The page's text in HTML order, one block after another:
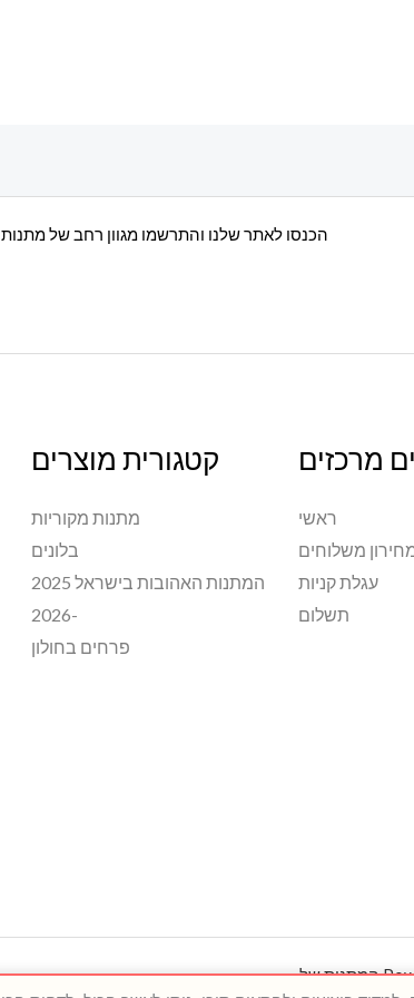
הכנסו לאתר שלנו והתרשמו מגוון רחב של מתנות
מרכזים
ראשי
משלוחים
עגלת קניות
תשלום
קטגורית מוצרים
מתנות מקוריות
בלונים
המתנות האהובות בישראל 2025
-2026
פרחים בחולון
Copyright © 2026 המתנות של מיכאלה וענהאל. Powered by המתנות של